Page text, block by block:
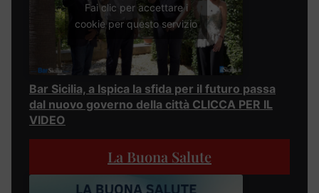
Fai clic per accettare i
cookie per questo servizio
Bar Sicilia, a Ispica la sfida per il futuro passa
dal nuovo governo della città CLICCA PER IL
VIDEO
La Buona Salute